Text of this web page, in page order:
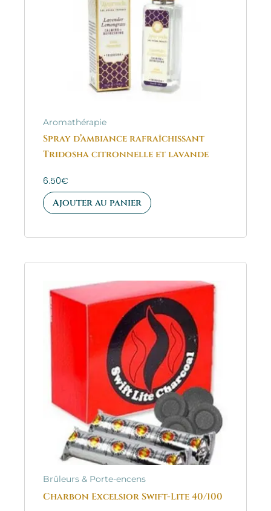
Aromathérapie
Spray d’ambiance rafraîchissant
Tridosha citronnelle et lavande
6.50€
Ajouter au panier
Brûleurs & Porte-encens
Charbon Excelsior Swift-Lite 40/100